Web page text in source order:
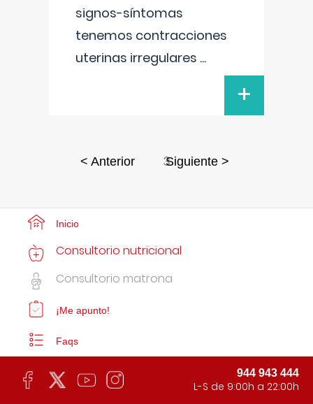
signos-síntomas
tenemos contracciones
uterinas irregulares ...
+
< Anterior 3Siguiente >
Inicio
Consultorio nutricional
Consultorio matrona
¡Me apunto!
Faqs
944 943 444
L-S de 9:00h a 22:00h